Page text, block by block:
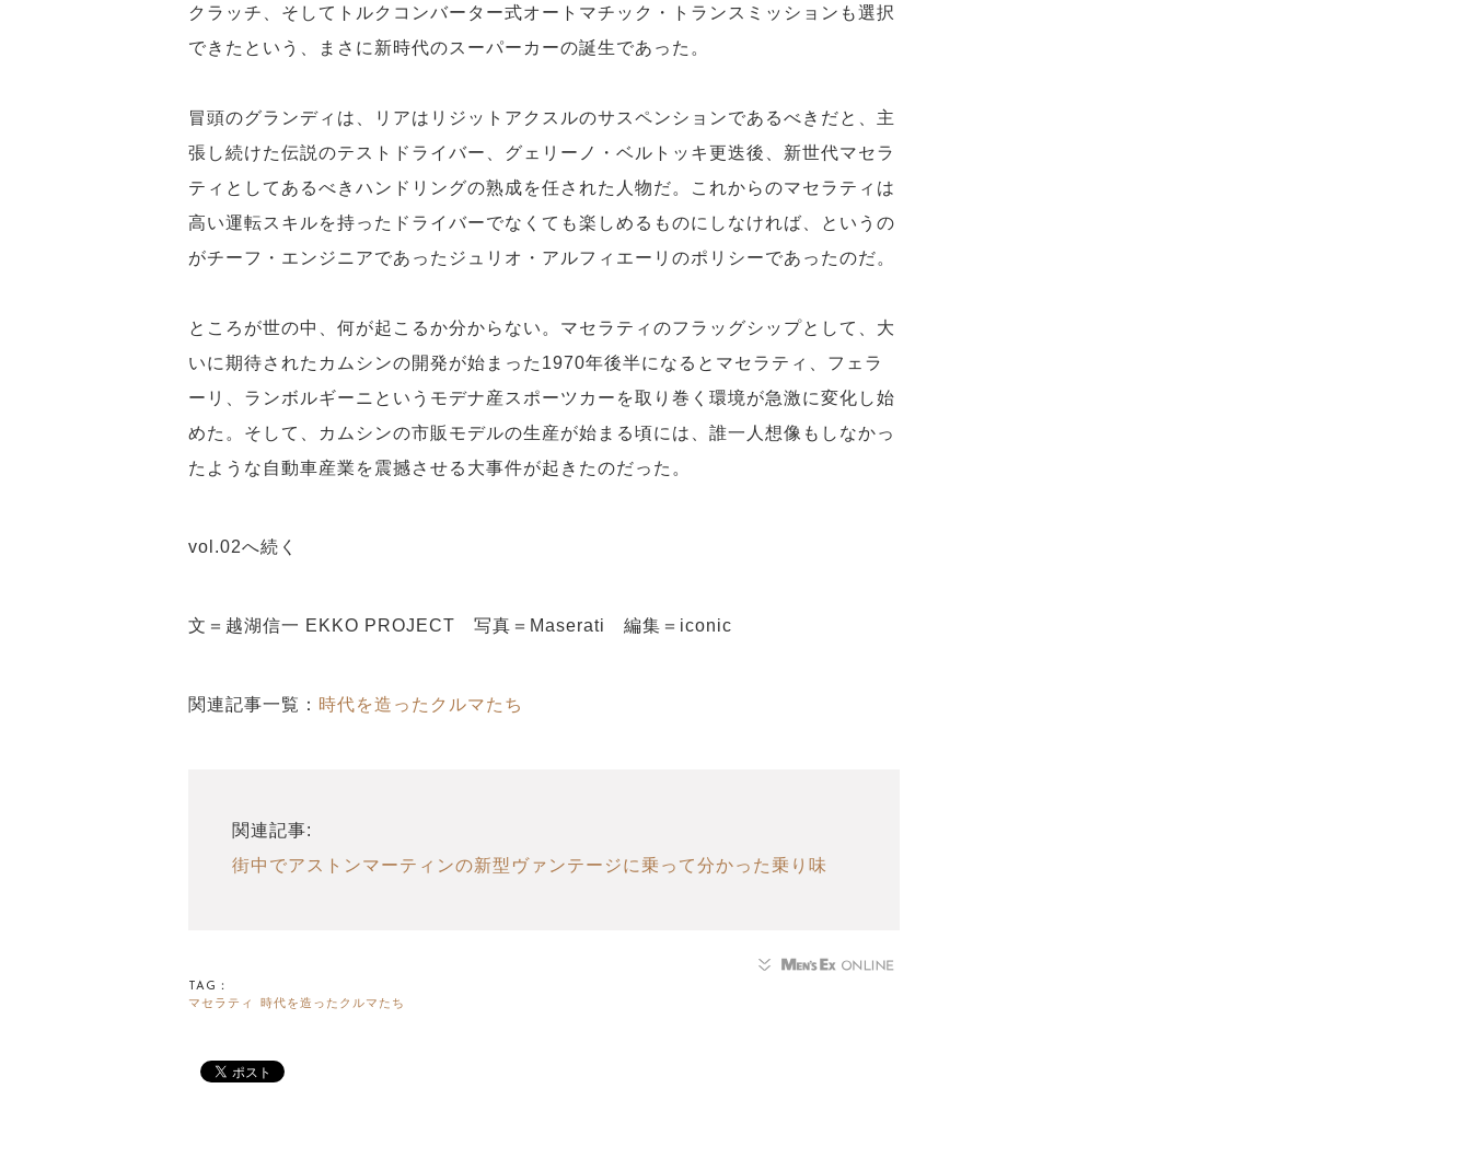
クラッチ、そしてトルクコンバーター式オートマチック・トランスミッションも選択
できたという、まさに新時代のスーパーカーの誕生であった。
冒頭のグランディは、リアはリジットアクスルのサスペンションであるべきだと、主
張し続けた伝説のテストドライバー、グェリーノ・ベルトッキ更迭後、新世代マセラ
ティとしてあるべきハンドリングの熟成を任された人物だ。これからのマセラティは
高い運転スキルを持ったドライバーでなくても楽しめるものにしなければ、というの
がチーフ・エンジニアであったジュリオ・アルフィエーリのポリシーであったのだ。
ところが世の中、何が起こるか分からない。マセラティのフラッグシップとして、大
いに期待されたカムシンの開発が始まった1970年後半になるとマセラティ、フェラ
ーリ、ランボルギーニというモデナ産スポーツカーを取り巻く環境が急激に変化し始
めた。そして、カムシンの市販モデルの生産が始まる頃には、誰一人想像もしなかっ
たような自動車産業を震撼させる大事件が起きたのだった。
vol.02へ続く
文＝越湖信一 EKKO PROJECT 写真＝Maserati 編集＝iconic
関連記事一覧： 時代を造ったクルマたち
関連記事:
街中でアストンマーティンの新型ヴァンテージに乗って分かった乗り味
TAG：
マセラティ
時代を造ったクルマたち